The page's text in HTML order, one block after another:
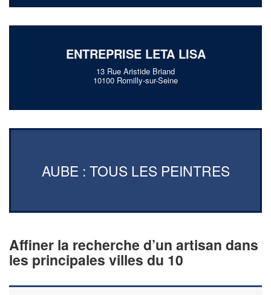
ENTREPRISE LETA LISA
13 Rue Aristide Briand
10100 Romilly-sur-Seine
AUBE : TOUS LES PEINTRES
Affiner la recherche d’un artisan dans
les principales villes du 10